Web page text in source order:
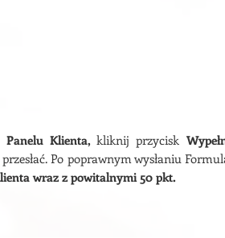
Panelu Klienta,kliknij przycisk
przesłać. Po poprawnym wysłaniu
wraz z powitalnymi 50 pkt.